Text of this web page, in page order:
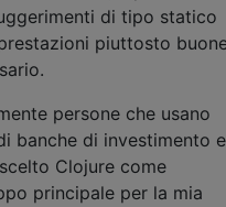
di tipo statico
piuttosto
persone che usano
banche di investimento e
Clojure come
principale per la mia